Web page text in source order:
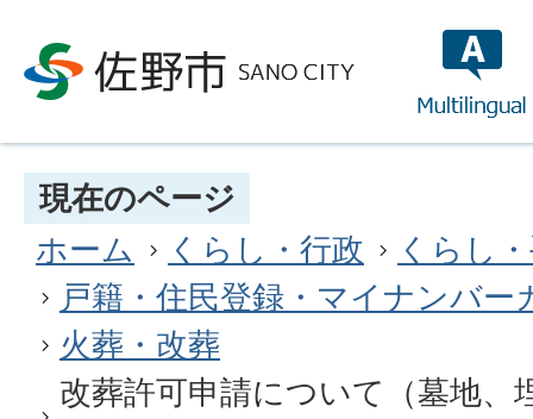
現在のページ
ホーム
くらし・行政
くらし
戸籍・住民登録・マイナンバー
火葬・改葬
改葬許可申請について（墓地、